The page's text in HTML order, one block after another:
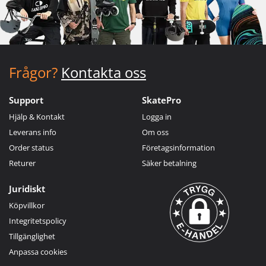
Frågor? Kontakta oss
Support
Hjälp & Kontakt
Leverans info
Order status
Returer
SkatePro
Logga in
Om oss
Företagsinformation
Säker betalning
Juridiskt
Köpvillkor
Integritetspolicy
Tillgänglighet
Anpassa cookies